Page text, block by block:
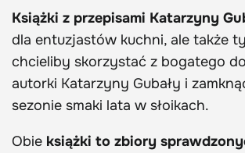
Książki z przepisami Katarzyny
dla entuzjastów kuchni, ale także
chcieliby skorzystać z bogatego
autorki Katarzyny Gubały i
sezonie smaki lata w słoikach.
Obie książki to zbiory